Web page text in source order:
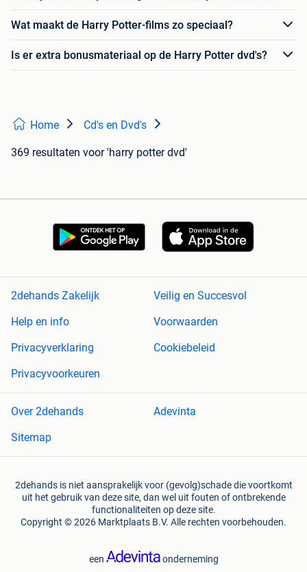
Wat maakt de Harry Potter-films zo speciaal?
Is er extra bonusmateriaal op de Harry Potter dvd's?
Home Cd's en Dvd's
369 resultaten voor 'harry potter dvd'
2dehands Zakelijk
Veilig en Succesvol
Help en info
Voorwaarden
Privacyverklaring
Cookiebeleid
Privacyvoorkeuren
Over 2dehands
Adevinta
Sitemap
2dehands is niet aansprakelijk voor (gevolg)schade die voortkomt
uit het gebruik van deze site, dan wel uit fouten of ontbrekende
functionaliteiten op deze site.
Copyright © 2026 Marktplaats B.V. Alle rechten voorbehouden.
een onderneming